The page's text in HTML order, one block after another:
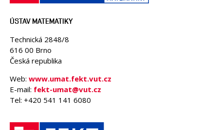
ÚSTAV MATEMATIKY
Technická 2848/8
616 00 Brno
Česká republika
Web: www.umat.fekt.vut.cz
E-mail: fekt-umat@vut.cz
Tel: +420 541 141 6080